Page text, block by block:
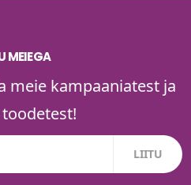
MEIEGA
meie kampaaniatest ja